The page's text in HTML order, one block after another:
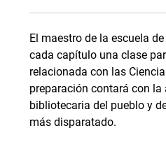
El maestro de la escuela
cada capítulo una clase
relacionada con las
preparación contará con la
bibliotecaria del pueblo y
más disparatado.